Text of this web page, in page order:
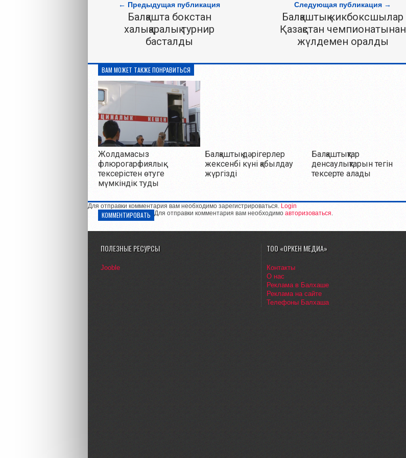
← Предыдущая публикация
Балқашта бокстан
халықаралық турнир
басталды
Следующая публикация →
Балқаштық кикбоксшылар
Қазақстан чемпионатынан
жүлдемен оралды
ВАМ МОЖЕТ ТАКЖЕ ПОНРАВИТЬСЯ
Жолдамасыз
флюрогарфиялық
тексерістен өтуге
мүмкіндік туды
Балқаштық дәрігерлер
жексенбі күні қабылдау
жүргізді
Балқаштықтар
денсаулықтарын тегін
тексерте алады
Для отправки комментария вам необходимо зарегистрироваться. Login
КОММЕНТИРОВАТЬ Для отправки комментария вам необходимо авторизоваться.
ПОЛЕЗНЫЕ РЕСУРСЫ
Jooble
ТОО «ОРКЕН МЕДИА»
Контакты
О нас
Реклама в Балхаше
Реклама на сайте
Телефоны Балхаша